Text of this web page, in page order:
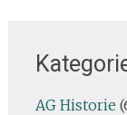
AG Historie